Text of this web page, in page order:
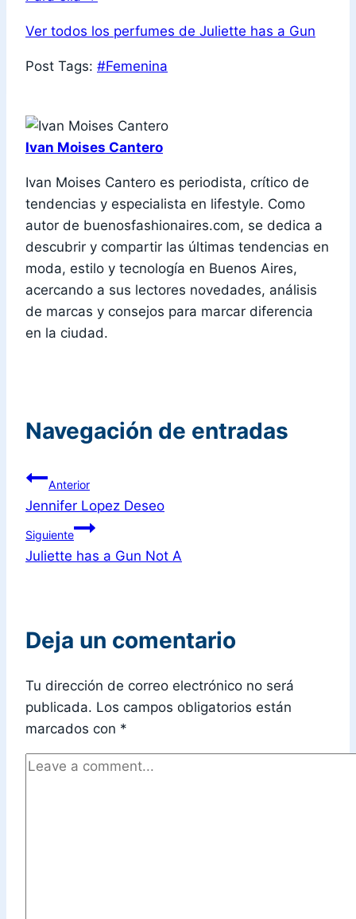
Ver todos los perfumes de Juliette has a Gun
Post Tags: #Femenina
Ivan Moises Cantero
Ivan Moises Cantero es periodista, crítico de
tendencias y especialista en lifestyle. Como
autor de buenosfashionaires.com, se dedica a
descubrir y compartir las últimas tendencias en
moda, estilo y tecnología en Buenos Aires,
acercando a sus lectores novedades, análisis
de marcas y consejos para marcar diferencia
en la ciudad.
Navegación de entradas
Anterior
Jennifer Lopez Deseo
Siguiente
Juliette has a Gun Not A
Deja un comentario
Tu dirección de correo electrónico no será
publicada. Los campos obligatorios están
marcados con *